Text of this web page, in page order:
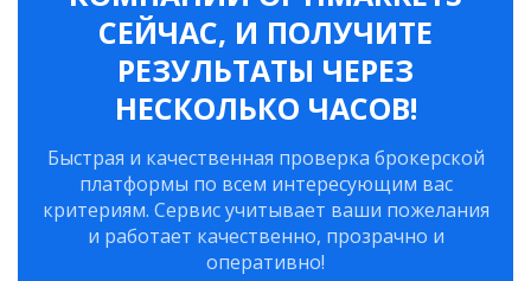
СЕЙЧАС, И ПОЛУЧИТЕ
РЕЗУЛЬТАТЫ ЧЕРЕЗ
НЕСКОЛЬКО ЧАСОВ!
Быстрая и качественная проверка брокерской
платформы по всем интересующим вас
критериям. Сервис учитывает ваши пожелания
и работает качественно, прозрачно и
оперативно!